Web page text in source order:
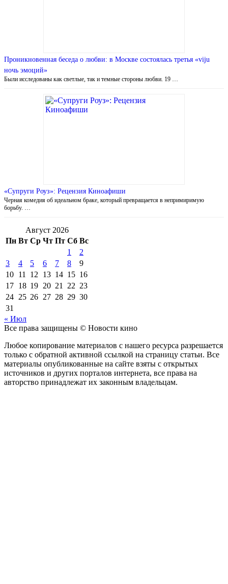
Проникновенная беседа о любви: в Москве состоялась третья «viju
ночь эмоций»
Были исследованы как светлые, так и темные стороны любви. 19 …
«Супруги Роуз»: Рецензия Киноафиши
Черная комедия об идеальном браке, который превращается в непримиримую
борьбу. …
Август 2026
Пн Вт Ср Чт Пт Сб Вс
1
2
3
4 5 6 7 8
9
10 11 12 13 14 15 16
17 18 19 20 21 22 23
24 25 26 27 28 29 30
31
« Июл
Все права защищены © Новости кино
Любое копирование материалов с нашего ресурса разрешается
только с обратной активной ссылкой на страницу статьи. Все
материалы опубликованные на сайте взяты с открытых
источников и других порталов интернета, все права на
авторство принадлежат их законным владельцам.